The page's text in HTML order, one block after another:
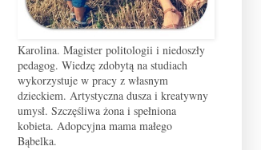
Karolina. Magister politologii i niedoszły
pedagog. Wiedzę zdobytą na studiach
wykorzystuje w pracy z własnym
dzieckiem. Artystyczna dusza i kreatywny
umysł. Szczęśliwa żona i spełniona
kobieta. Adopcyjna mama małego
Bąbelka.